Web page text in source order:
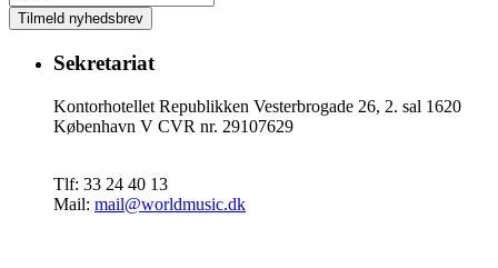
Sekretariat
Kontorhotellet Republikken Vesterbrogade 26, 2. sal 1620
København V CVR nr. 29107629
Tlf: 33 24 40 13
Mail: mail@worldmusic.dk